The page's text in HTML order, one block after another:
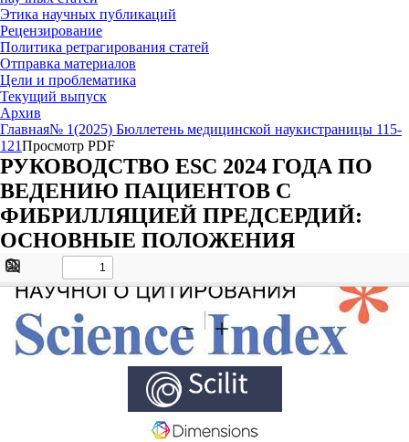
Этика научных публикаций
Рецензирование
Политика ретрагирования статей
Отправка материалов
Цели и проблематика
Текущий выпуск
Архив
Главная№ 1(2025) Бюллетень медицинской наукистраницы 115-
121Просмотр PDF
РУКОВОДСТВО ESC 2024 ГОДА ПО
ВЕДЕНИЮ ПАЦИЕНТОВ С
ФИБРИЛЛЯЦИЕЙ ПРЕДСЕРДИЙ:
ОСНОВНЫЕ ПОЛОЖЕНИЯ
Sidebar
Find
Zoom
Out
In